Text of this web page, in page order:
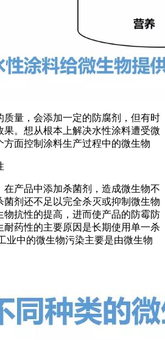
质量，会添加一定的防腐剂，但有时
。想从根本上解决水性涂料遭受微
面控制涂料生产过程中的微生物
在产品中添加杀菌剂，造成微生物不
菌剂还不足以完全杀灭或抑制微生物
物抗性的提高，进而使产品的防霉防
耐药性的主要原因是长期使用单一杀
业中的微生物污染主要是由微生物